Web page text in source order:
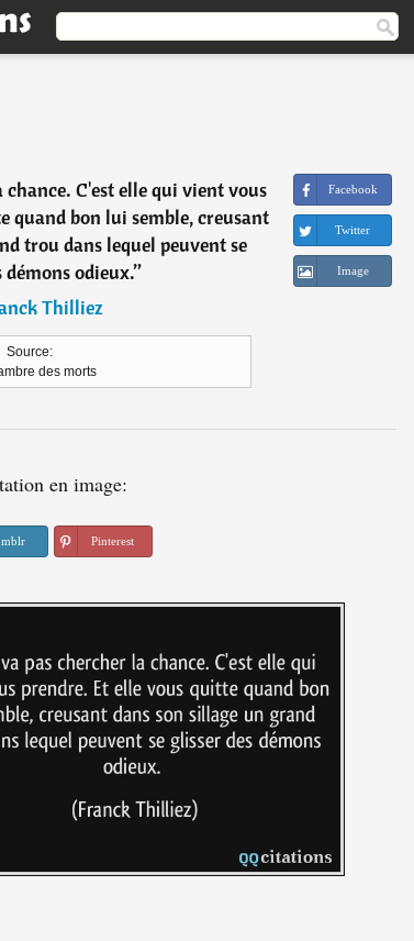
C'est elle qui vient vous
quand bon lui semble, creusant
trou dans lequel peuvent se
démons odieux.”
Thilliez
Source:
des morts
Facebook
Twitter
Image
en image:
Pinterest